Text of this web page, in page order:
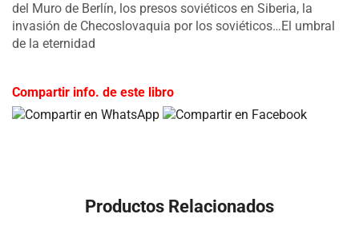
del Muro de Berlín, los presos soviéticos en Siberia, la
invasión de Checoslovaquia por los soviéticos…El umbral
de la eternidad
Compartir info. de este libro
Productos Relacionados